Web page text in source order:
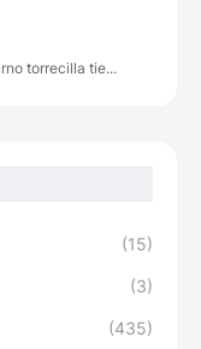
torrecilla tie...
(15)
(3)
(435)